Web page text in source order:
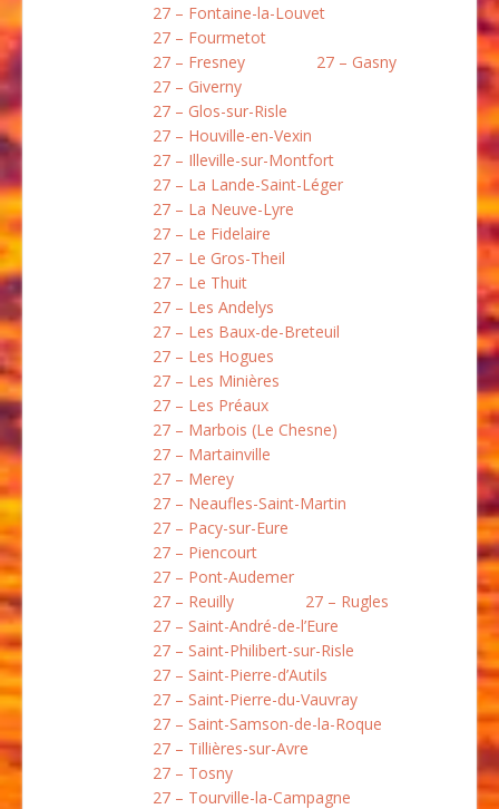
27 – Fontaine-la-Louvet
27 – Fourmetot
27 – Fresney
27 – Gasny
27 – Giverny
27 – Glos-sur-Risle
27 – Houville-en-Vexin
27 – Illeville-sur-Montfort
27 – La Lande-Saint-Léger
27 – La Neuve-Lyre
27 – Le Fidelaire
27 – Le Gros-Theil
27 – Le Thuit
27 – Les Andelys
27 – Les Baux-de-Breteuil
27 – Les Hogues
27 – Les Minières
27 – Les Préaux
27 – Marbois (Le Chesne)
27 – Martainville
27 – Merey
27 – Neaufles-Saint-Martin
27 – Pacy-sur-Eure
27 – Piencourt
27 – Pont-Audemer
27 – Reuilly
27 – Rugles
27 – Saint-André-de-l’Eure
27 – Saint-Philibert-sur-Risle
27 – Saint-Pierre-d’Autils
27 – Saint-Pierre-du-Vauvray
27 – Saint-Samson-de-la-Roque
27 – Tillières-sur-Avre
27 – Tosny
27 – Tourville-la-Campagne